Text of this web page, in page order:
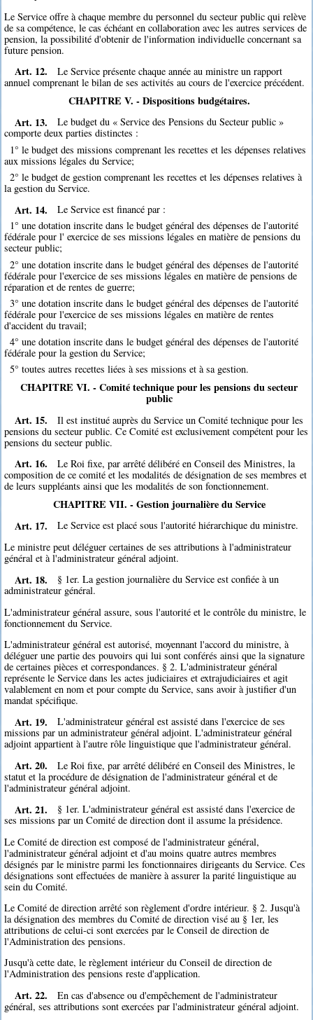
Le Service offre à chaque membre du personnel du secteur public qui relève
de sa compétence, le cas échéant en collaboration avec les autres services de
pension, la possibilité d'obtenir de l'information individuelle concernant sa
future pension.
Art. 12.
Le Service présente chaque année au ministre un rapport
annuel comprenant le bilan de ses activités au cours de l'exercice précédent.
CHAPITRE V. - Dispositions budgétaires.
Art. 13.
Le budget du « Service des Pensions du Secteur public »
comporte deux parties distinctes :
1° le budget des missions comprenant les recettes et les dépenses relatives
aux missions légales du Service;
2° le budget de gestion comprenant les recettes et les dépenses relatives à
la gestion du Service.
Art. 14.
Le Service est financé par :
1° une dotation inscrite dans le budget général des dépenses de l'autorité
fédérale pour l' exercice de ses missions légales en matière de pensions du
secteur public;
2° une dotation inscrite dans le budget général des dépenses de l'autorité
fédérale pour l'exercice de ses missions légales en matière de pensions de
réparation et de rentes de guerre;
3° une dotation inscrite dans le budget général des dépenses de l'autorité
fédérale pour l'exercice de ses missions légales en matière de rentes
d'accident du travail;
4° une dotation inscrite dans le budget général des dépenses de l'autorité
fédérale pour la gestion du Service;
5° toutes autres recettes liées à ses missions et à sa gestion.
CHAPITRE VI. - Comité technique pour les pensions du secteur
public
Art. 15.
Il est institué auprès du Service un Comité technique pour les
pensions du secteur public. Ce Comité est exclusivement compétent pour les
pensions du secteur public.
Art. 16.
Le Roi fixe, par arrêté délibéré en Conseil des Ministres, la
composition de ce comité et les modalités de désignation de ses membres et
de leurs suppléants ainsi que les modalités de son fonctionnement.
CHAPITRE VII. - Gestion journalière du Service
Art. 17.
Le Service est placé sous l'autorité hiérarchique du ministre.
Le ministre peut déléguer certaines de ses attributions à l'administrateur
général et à l'administrateur général adjoint.
Art. 18.
§ 1er. La gestion journalière du Service est confiée à un
administrateur général.
L'administrateur général assure, sous l'autorité et le contrôle du ministre, le
fonctionnement du Service.
L'administrateur général est autorisé, moyennant l'accord du ministre, à
déléguer une partie des pouvoirs qui lui sont conférés ainsi que la signature
de certaines pièces et correspondances. § 2. L'administrateur général
représente le Service dans les actes judiciaires et extrajudiciaires et agit
valablement en nom et pour compte du Service, sans avoir à justifier d'un
mandat spécifique.
Art. 19.
L'administrateur général est assisté dans l'exercice de ses
missions par un administrateur général adjoint. L'administrateur général
adjoint appartient à l'autre rôle linguistique que l'administrateur général.
Art. 20.
Le Roi fixe, par arrêté délibéré en Conseil des Ministres, le
statut et la procédure de désignation de l'administrateur général et de
l'administrateur général adjoint.
Art. 21.
§ 1er. L'administrateur général est assisté dans l'exercice de
ses missions par un Comité de direction dont il assume la présidence.
Le Comité de direction est composé de l'administrateur général,
l'administrateur général adjoint et d'au moins quatre autres membres
désignés par le ministre parmi les fonctionnaires dirigeants du Service. Ces
désignations sont effectuées de manière à assurer la parité linguistique au
sein du Comité.
Le Comité de direction arrêté son règlement d'ordre intérieur. § 2. Jusqu'à
la désignation des membres du Comité de direction visé au § 1er, les
attributions de celui-ci sont exercées par le Conseil de direction de
l'Administration des pensions.
Jusqu'à cette date, le règlement intérieur du Conseil de direction de
l'Administration des pensions reste d'application.
Art. 22.
En cas d'absence ou d'empêchement de l'administrateur
général, ses attributions sont exercées par l'administrateur général adjoint.